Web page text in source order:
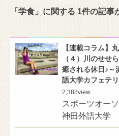
「学食」に関する 1件の記事
【連載コラム】
（４）川のせせ
癒される休日♪～
語大学カフェテ
2,388view
スポーツオー
神田外語大学